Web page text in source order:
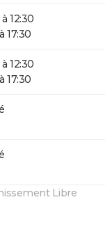
12:30
17:30
12:30
17:30
Libre